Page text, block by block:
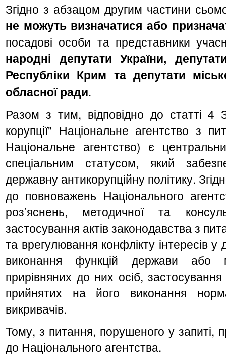
Згідно з абзацом другим частини
не можуть визначатися або
посадові особи та представники
народні депутати України,
Республіки Крим та депутати
обласної ради.
Разом з тим, відповідно до статті 4
корупції" Національне агентство з
Національне агентство) є
спеціальним статусом, який
державну антикорупційну політику.
до повноважень Національного
роз’яснень, методичної та
застосування актів законодавства з
та врегулювання конфлікту інтересів у
виконання функцій держави або
прирівняних до них осіб,
прийнятих на його виконання
викривачів.
Тому, з питання, порушеного у запиті,
до Національного агентства.